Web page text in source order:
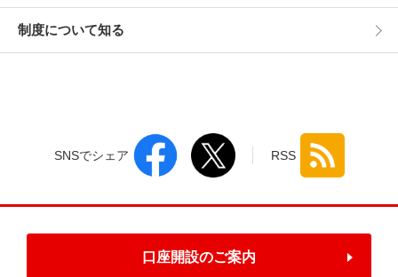
制度について知る
SNSでシェア RSS
口座開設のご案内